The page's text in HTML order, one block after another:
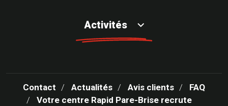
Activités
Contact Actualités Avis clients
FAQ
Votre centre Rapid Pare-Brise recrute